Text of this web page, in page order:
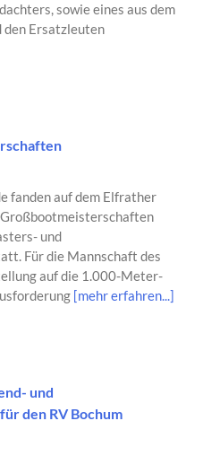
sowie eines aus dem
den Ersatzleuten
fanden auf dem Elfrather
und
Für die Mannschaft des
auf die 1.000-Meter-
[mehr erfahren...]
und
den RV Bochum